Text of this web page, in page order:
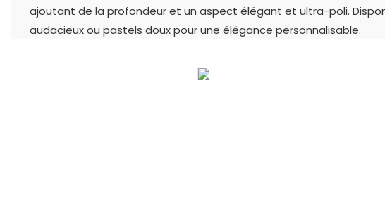
ajoutant de la profondeur et un aspect élégant et ultra-poli.
audacieux ou pastels doux pour une élégance personnalisable.